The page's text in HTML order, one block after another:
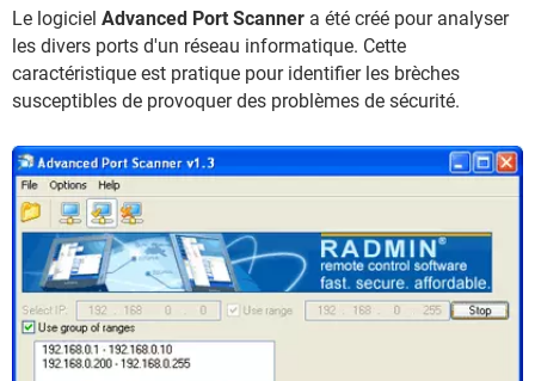
Le logiciel Advanced Port Scanner a été créé pour analyser
les divers ports d'un réseau informatique. Cette
caractéristique est pratique pour identifier les brèches
susceptibles de provoquer des problèmes de sécurité.